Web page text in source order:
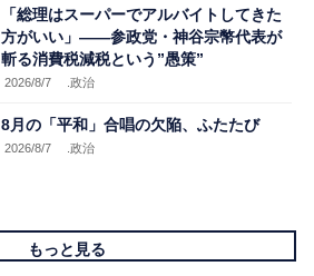
「総理はスーパーでアルバイトしてきた
方がいい」――参政党・神谷宗幣代表が
斬る消費税減税という”愚策”
2026/8/7 .政治
8月の「平和」合唱の欠陥、ふたたび
2026/8/7 .政治
もっと見る